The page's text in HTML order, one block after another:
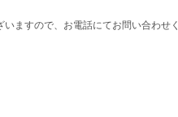
ますので、お電話にてお問い合わせく